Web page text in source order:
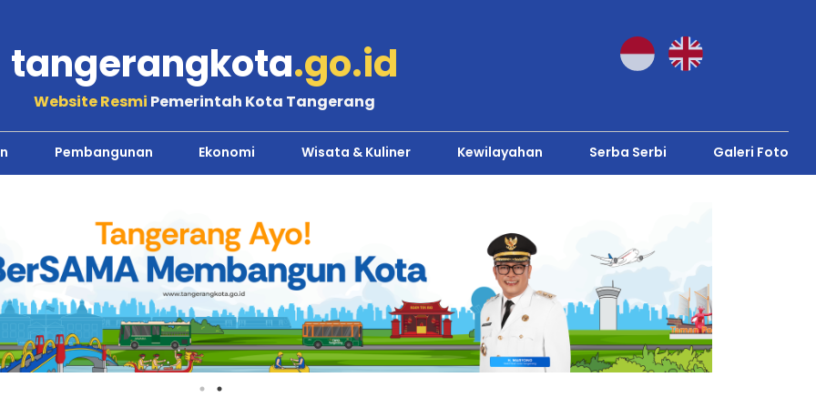
tangerangkota.go.id
Website Resmi Pemerintah Kota Tangerang
Pembangunan Ekonomi Wisata & Kuliner Kewilayahan Serba Serbi Galeri Foto